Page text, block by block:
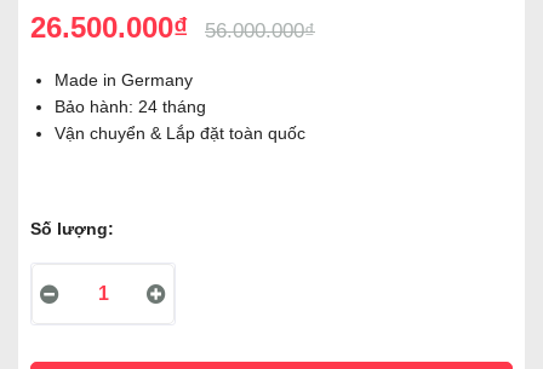
26.500.000₫ 56.000.000₫
Made in Germany
Bảo hành: 24 tháng
Vận chuyển & Lắp đặt toàn quốc
Số lượng: